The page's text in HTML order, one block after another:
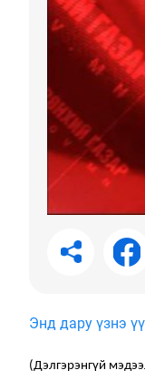
Энд дару үзнэ үү
(Дэлгэрэнгүй